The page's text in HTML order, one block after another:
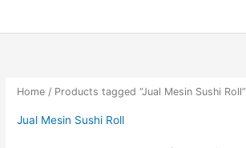
Home / Products tagged “Jual Mesin Sushi Roll”
Jual Mesin Sushi Roll